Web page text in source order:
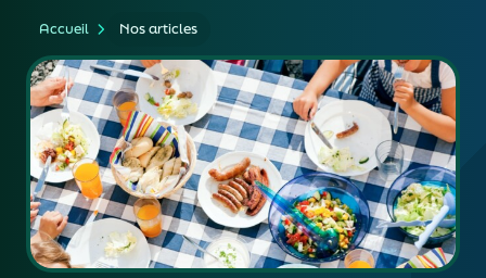
Accueil Nos articles